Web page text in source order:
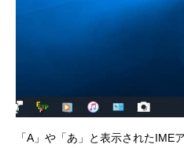
「A」や「あ」と表示されたIME